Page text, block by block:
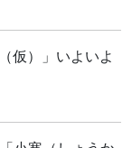
仮）」いよいよ